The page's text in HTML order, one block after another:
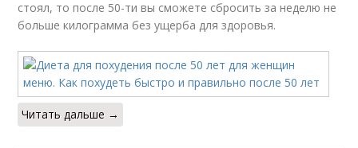
стоял, то после 50-ти вы сможете сбросить за неделю не
больше килограмма без ущерба для здоровья.
Читать дальше →